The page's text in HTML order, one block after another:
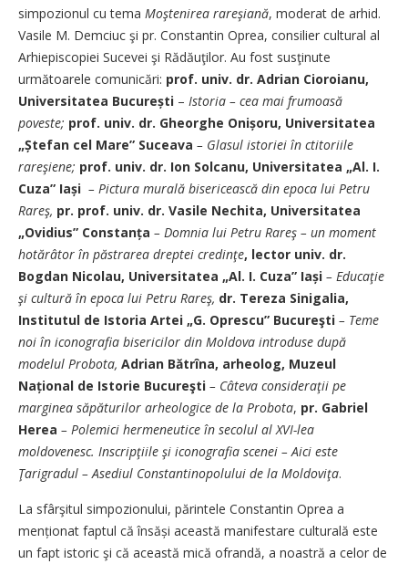
simpozionul cu tema Moştenirea rareşiană, moderat de arhid.
Vasile M. Demciuc şi pr. Constantin Oprea, consilier cultural al
Arhiepiscopiei Sucevei şi Rădăuţilor. Au fost susţinute
următoarele comunicări: prof. univ. dr. Adrian Cioroianu,
Universitatea București – Istoria – cea mai frumoasă
poveste; prof. univ. dr. Gheorghe Onișoru, Universitatea
„Ștefan cel Mare” Suceava – Glasul istoriei în ctitoriile
rareşiene; prof. univ. dr. Ion Solcanu, Universitatea „Al. I.
Cuza” Iași – Pictura murală bisericească din epoca lui Petru
Rareş, pr. prof. univ. dr. Vasile Nechita, Universitatea
„Ovidius” Constanța – Domnia lui Petru Rareş – un moment
hotărâtor în păstrarea dreptei credinţe, lector univ. dr.
Bogdan Nicolau, Universitatea „Al. I. Cuza” Iași – Educaţie
şi cultură în epoca lui Petru Rareş, dr. Tereza Sinigalia,
Institutul de Istoria Artei „G. Oprescu” Bucureşti – Teme
noi în iconografia bisericilor din Moldova introduse după
modelul Probota, Adrian Bătrîna, arheolog, Muzeul
Național de Istorie Bucureşti – Câteva consideraţii pe
marginea săpăturilor arheologice de la Probota, pr. Gabriel
Herea – Polemici hermeneutice în secolul al XVI-lea
moldovenesc. Inscripţiile şi iconografia scenei – Aici este
Ţarigradul – Asediul Constantinopolului de la Moldoviţa.
La sfârşitul simpozionului, părintele Constantin Oprea a
menționat faptul că însăși această manifestare culturală este
un fapt istoric şi că această mică ofrandă, a noastră a celor de